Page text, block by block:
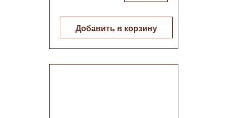
Добавить в корзину